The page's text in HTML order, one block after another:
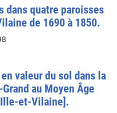
dans quatre paroisses
de 1690 à 1850.
valeur du sol dans la
au Moyen Âge
et-Vilaine].